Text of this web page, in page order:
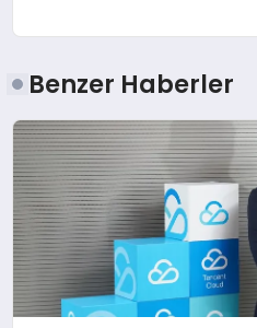
Benzer Haberler